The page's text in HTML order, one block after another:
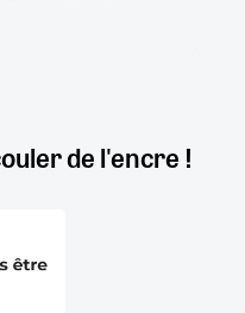
de l'encre !